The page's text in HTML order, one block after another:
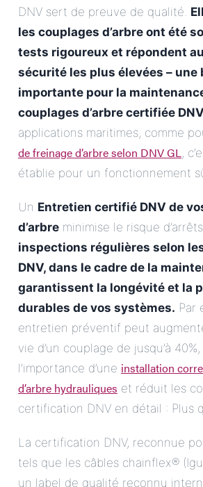
DNV sert de preuve de qualité.
les couplages d’arbre ont été
tests rigoureux et répondent
sécurité les plus élevées – une
importante pour la
couplages d’arbre certifiée DNV
applications maritimes, comme
de freinage d’arbre selon DNV GL,
établie pour un fonctionnement
Un Entretien certifié DNV de
d’arbre minimise le risque
inspections régulières selon
DNV, dans le cadre de la
garantissent la longévité et la
durables de vos systèmes. Par
entretien préventif peut
vie d’un couplage de jusqu’à
l’importance d’une installation
d’arbre hydrauliques et réduit les
certification DNV en détail : Plus
La certification DNV, reconnue
tels que les câbles chainflex®
un label de qualité reconnu